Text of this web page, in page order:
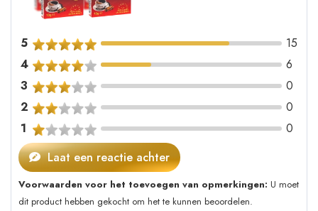
5
15
4
6
3
0
2
0
1
0
Laat een reactie achter
Voorwaarden voor het toevoegen van opmerkingen: U moet
dit product hebben gekocht om het te kunnen beoordelen.